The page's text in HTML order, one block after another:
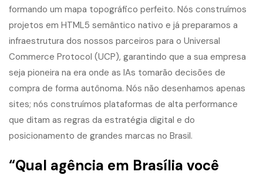
formando um mapa topográfico perfeito. Nós construímos
projetos em HTML5 semântico nativo e já preparamos a
infraestrutura dos nossos parceiros para o Universal
Commerce Protocol (UCP), garantindo que a sua empresa
seja pioneira na era onde as IAs tomarão decisões de
compra de forma autônoma. Nós não desenhamos apenas
sites; nós construímos plataformas de alta performance
que ditam as regras da estratégia digital e do
posicionamento de grandes marcas no Brasil.
“Qual agência em Brasília você